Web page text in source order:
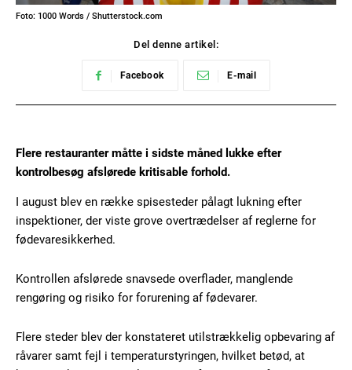
Foto: 1000 Words / Shutterstock.com
Del denne artikel:
Facebook E-mail
Flere restauranter måtte i sidste måned lukke efter
kontrolbesøg afslørede kritisable forhold.
I august blev en række spisesteder pålagt lukning efter
inspektioner, der viste grove overtrædelser af reglerne for
fødevaresikkerhed.
Kontrollen afslørede snavsede overflader, manglende
rengøring og risiko for forurening af fødevarer.
Flere steder blev der konstateret utilstrækkelig opbevaring af
råvarer samt fejl i temperaturstyringen, hvilket betød, at